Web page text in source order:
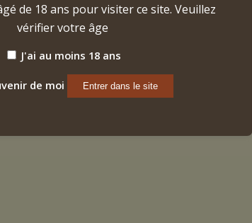
de 18 ans pour visiter ce site. Veuillez
vérifier votre âge
J'ai au moins 18 ans
de moi